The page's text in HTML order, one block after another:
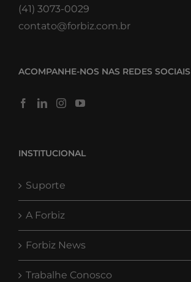
(41) 3073-0029
contato@forbiz.com.br
ACOMPANHE-NOS NAS REDES SOCIAIS
INSTITUCIONAL
Suporte
A Forbiz
Forbiz News
Trabalhe Conosco